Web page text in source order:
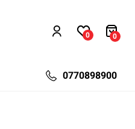
0 0
0770898900